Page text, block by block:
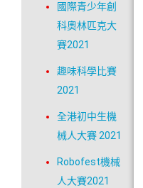
國際青少年創
科奧林匹克大
賽2021
趣味科學比賽
2021
全港初中生機
械人大賽 2021
Robofest機械
人大賽2021